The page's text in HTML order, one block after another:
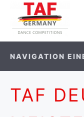
NAVIGATION
TAF